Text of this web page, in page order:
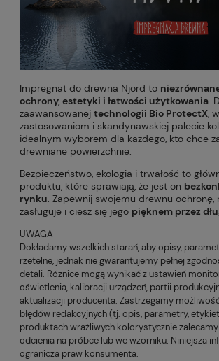
Impregnat do drewna Njord to
ochrony, estetyki i łatwości użytkowania.
zaawansowanej technologii Bio ProtectX,
zastosowaniom i skandynawskiej palecie
idealnym wyborem dla każdego, kto chce
drewniane powierzchnie.
Bezpieczeństwo, ekologia i trwałość to
produktu, które sprawiają, że jest on
rynku. Zapewnij swojemu drewnu ochronę,
zasługuje i ciesz się jego pięknem przez
UWAGA
Dokładamy wszelkich starań, aby opisy,
rzetelne, jednak nie gwarantujemy pełnej
detali. Różnice mogą wynikać z ustawień
oświetlenia, kalibracji urządzeń, partii
aktualizacji producenta. Zastrzegamy
błędów redakcyjnych (tj. opis, parametry,
produktach wrażliwych kolorystycznie
odcienia na próbce lub we wzorniku. Niniejsza
ogranicza praw konsumenta.